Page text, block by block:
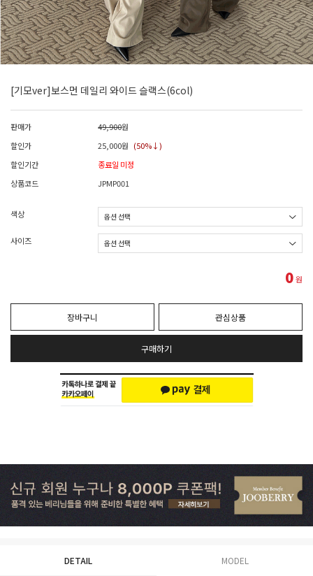
[기모ver]보스먼 데일리 와이드 슬랙스(6col)
판매가 49,900원
할인가
25,000원 (50%↓)
할인기간
종료일 미정
상품코드
JPMP001
색상
사이즈
0원
장바구니 관심상품
구매하기
DETAIL MODEL